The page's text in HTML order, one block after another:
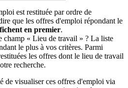
est restituée par ordre de
que les offres d'emploi répondant le
en premier.
champ « Lieu de travail » ? La liste
le plus à vos critères. Parmi
les offres dont le lieu de travail
recherche.
de visualiser ces offres d'emploi via